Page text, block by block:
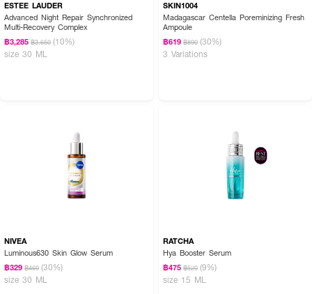
ESTEE LAUDER
Advanced Night Repair Synchronized
Multi-Recovery Complex
฿3,285 ฿3,650 (10%)
size 30 ML
SKIN1004
Madagascar Centella Poreminizing Fresh
Ampoule
฿619 ฿890 (30%)
3 Variations
NIVEA
Luminous630 Skin Glow Serum
฿329 ฿469 (30%)
size 30 ML
RATCHA
Hya Booster Serum
฿475 ฿520 (9%)
size 15 ML